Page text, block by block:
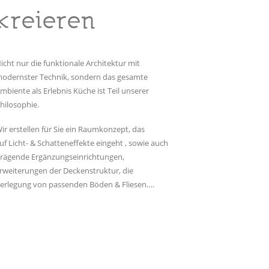
nur die funktionale Architektur mit
Technik, sondern das gesamte
als Erlebnis Küche ist Teil unserer
erstellen für Sie ein Raumkonzept, das
Licht- & Schatteneffekte eingeht , sowie auch
Ergänzungseinrichtungen,
der Deckenstruktur, die
von passenden Böden & Fliesen….